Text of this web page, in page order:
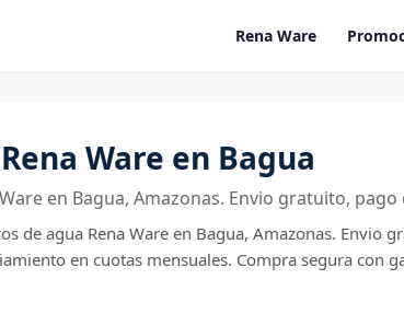
Rena Ware
Rena Ware en Bagua
en Bagua, Amazonas. Envio gratuito,
de agua Rena Ware en Bagua, Amazonas. Envio
en cuotas mensuales. Compra segura con